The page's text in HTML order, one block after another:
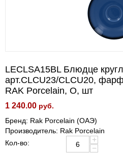
LECLSA15BL Блюдце
арт.CLCU23/CLCU20,
RAK Porcelain, О, шт
1 240.00 руб.
Бренд: Rak Porcelain (ОАЭ)
Производитель: Rak Porcelain
Кол-во:
+
−